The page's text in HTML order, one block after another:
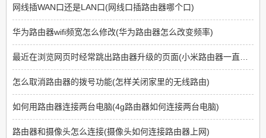
网线插WAN口还是LAN口(网线口插路由器哪个口)
华为路由器wifi频宽怎么修改(华为路由器怎么改变频率)
怎么取消路由器的拨号功能(怎样关闭家里的无线路由)
如何用路由器连接两台电脑(4g路由器如何连接两台电脑)
路由器和摄像头怎么连接(摄像头如何连接路由器上网)